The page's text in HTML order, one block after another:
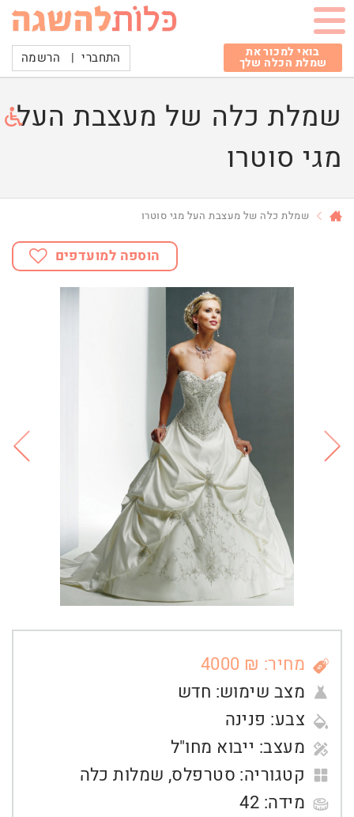
בואי למכור את
שמלת הכלה שלך התחברי | הרשמה
שמלת כלה של מעצבת העל
מגי סוטרו
שמלת כלה של מעצבת העל מגי סוטרו
הוספה למועדפים
מחיר: ₪ 4000
מצב שימוש: חדש
צבע: פנינה
מעצב: ייבוא מחו"ל
קטגוריה: סטרפלס, שמלות כלה
מידה: 42